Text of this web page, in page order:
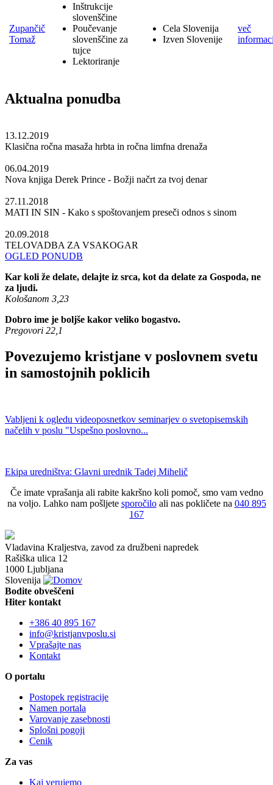
Zupančič
Tomaž
Inštrukcije
slovenščine
Poučevanje
slovenščine za
tujce
Lektoriranje
Cela Slovenija
Izven Slovenije
več
Aktualna ponudba
13.12.2019
Klasična ročna masaža hrbta in ročna limfna drenaža
06.04.2019
Nova knjiga Derek Prince - Božji načrt za tvoj denar
27.11.2018
MATI IN SIN - Kako s spoštovanjem preseči odnos s sinom
20.09.2018
TELOVADBA ZA VSAKOGAR
OGLED PONUDB
Kar koli že delate, delajte iz srca, kot da delate za Gospoda, ne
za ljudi.
Kološanom 3,23
Dobro ime je boljše kakor veliko bogastvo.
Pregovori 22,1
Povezujemo kristjane v poslovnem svetu
in samostojnih poklicih
Vabljeni k ogledu videoposnetkov seminarjev o svetopisemskih
načelih v poslu "Uspešno poslovno...
Ekipa uredništva: Glavni urednik Tadej Mihelič
Če imate vprašanja ali rabite kakršno koli pomoč, smo vam vedno
na voljo. Lahko nam pošljete sporočiloali nas pokličete na 040 895
167
Vladavina Kraljestva, zavod za družbeni napredek
Rašiška ulica 12
1000 Ljubljana
Slovenija
Bodite obveščeni
Hiter kontakt
+386 40 895 167
info@kristjanvposlu.si
Vprašajte nas
Kontakt
O portalu
Postopek registracije
Namen portala
Varovanje zasebnosti
Splošni pogoji
Cenik
Za vas
Kaj verujemo